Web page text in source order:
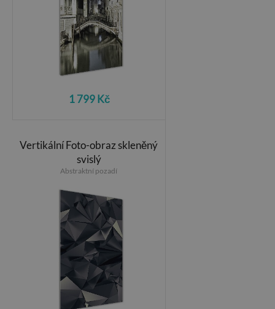
1 799 Kč
Vertikální Foto-obraz skleněný
svislý
Abstraktní pozadí